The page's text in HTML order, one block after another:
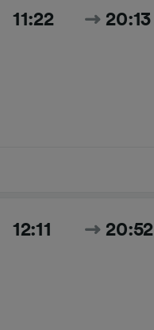
11:22 20:13
12:11 20:52